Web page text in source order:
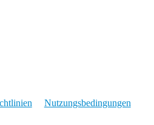
Nutzungsbedingungen